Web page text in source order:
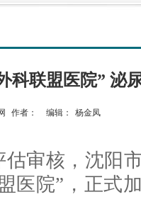
科联盟医院” 泌
作者： 编辑： 杨金凤
审核，沈阳市
医院”，正式